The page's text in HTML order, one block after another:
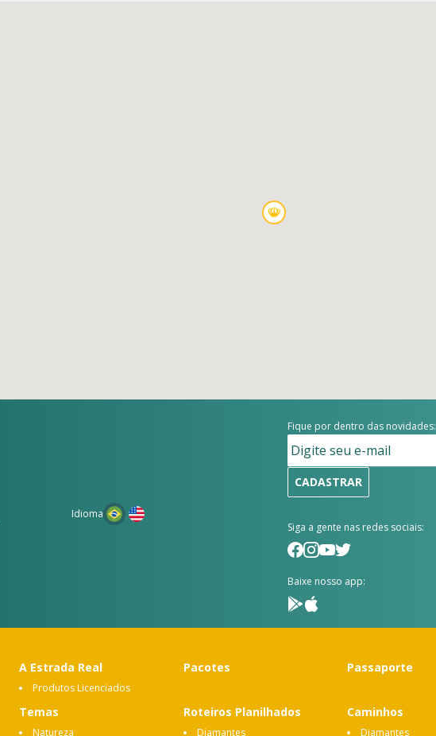
Idioma
Fique por dentro das novidades:
CADASTRAR
Siga a gente nas redes sociais:
Baixe nosso app:
A Estrada Real
Produtos Licenciados
Pacotes Passaporte
Temas
Natureza
Roteiros Planilhados
Diamantes
Caminhos
Diamantes